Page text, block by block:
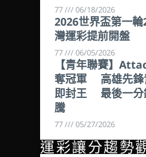
77 06/18/2026
2026世界盃第一
灣運彩提前開盤
77 06/05/2026
【青年聯賽】
奪冠軍 高雄先鋒
即封王 最後一分
騰
77 05/27/2026
運彩讓分趨勢